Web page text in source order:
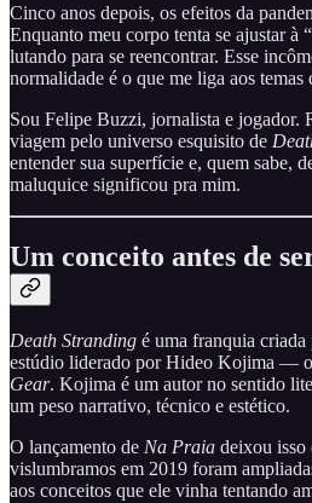
Cinco anos depois, os efeitos da
Enquanto meu corpo tenta se ajustar à
lutando para se reencontrar. Esse
normalidade é o que me liga aos temas
Sou Felipe Buzzi, jornalista e jogador.
viagem pelo universo esquisito de
entender sua superfície e, quem sabe,
maluquice significou pra mim.
Um conceito antes de
Death Stranding é uma franquia
estúdio liderado por Hideo Kojima —
Gear. Kojima é um autor no sentido
um peso narrativo, técnico e estético.
O lançamento de Na Praia deixou isso
vislumbramos em 2019 foram
aos conceitos que ele vinha tentando